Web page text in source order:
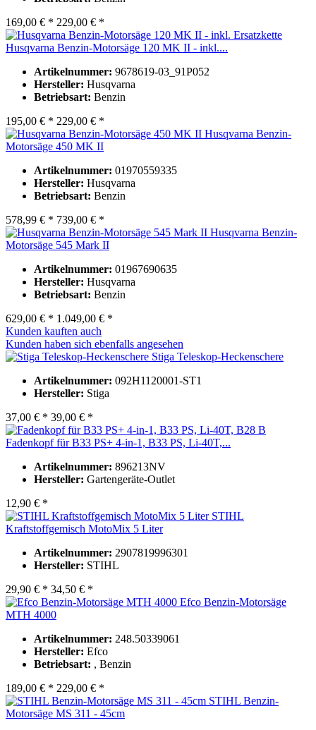
169,00 € * 229,00 € *
Husqvarna Benzin-Motorsäge 120 MK II - inkl....
Artikelnummer: 9678619-03_91P052
Hersteller: Husqvarna
Betriebsart: Benzin
195,00 € * 229,00 € *
Husqvarna Benzin-
Motorsäge 450 MK II
Artikelnummer: 01970559335
Hersteller: Husqvarna
Betriebsart: Benzin
578,99 € * 739,00 € *
Husqvarna Benzin-
Motorsäge 545 Mark II
Artikelnummer: 01967690635
Hersteller: Husqvarna
Betriebsart: Benzin
629,00 € * 1.049,00 € *
Kunden kauften auch
Kunden haben sich ebenfalls angesehen
Stiga Teleskop-Heckenschere
Artikelnummer: 092H1120001-ST1
Hersteller: Stiga
37,00 € * 39,00 € *
Fadenkopf für B33 PS+ 4-in-1, B33 PS, Li-40T,...
Artikelnummer: 896213NV
Hersteller: Gartengeräte-Outlet
12,90 € *
STIHL
Kraftstoffgemisch MotoMix 5 Liter
Artikelnummer: 2907819996301
Hersteller: STIHL
29,90 € * 34,50 € *
Efco Benzin-Motorsäge
MTH 4000
Artikelnummer: 248.50339061
Hersteller: Efco
Betriebsart: , Benzin
189,00 € * 229,00 € *
STIHL Benzin-
Motorsäge MS 311 - 45cm